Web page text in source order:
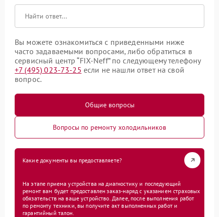
Вы можете ознакомиться с приведенными ниже
часто задаваемыми вопросами, либо обратиться в
сервисный центр “FIX-Neff” по следующему телефону
+7 (495) 023-73-25 если не нашли ответ на свой
вопрос.
Общие вопросы
Вопросы по ремонту холодильников
Какие документы вы предоставляете?
На этапе приема устройства на диагностику и последующий
ремонт вам будет предоставлен заказ-наряд с указанием страховых
обязательств на ваше устройство. Далее, после выполнения работ
по ремонту техники, вы получите акт выполненных работ и
гарантийный талон.